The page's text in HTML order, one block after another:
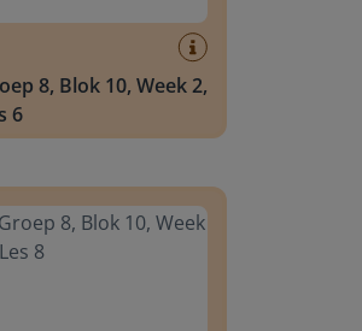
8, Blok 10, Week 2,
6